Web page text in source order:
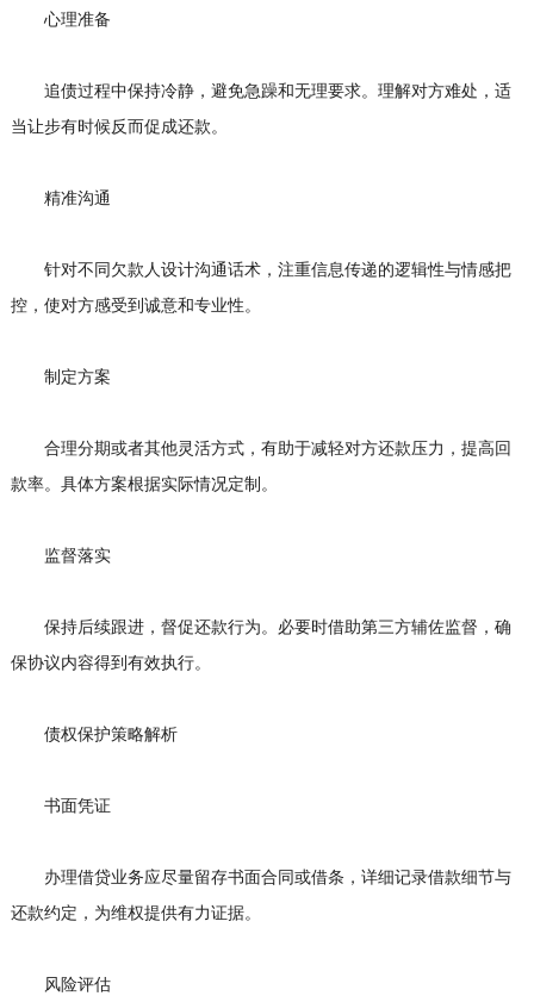
心理准备
追债过程中保持冷静，避免急躁和无理要求。理解对方难处，适
当让步有时候反而促成还款。
精准沟通
针对不同欠款人设计沟通话术，注重信息传递的逻辑性与情感把
控，使对方感受到诚意和专业性。
制定方案
合理分期或者其他灵活方式，有助于减轻对方还款压力，提高回
款率。具体方案根据实际情况定制。
监督落实
保持后续跟进，督促还款行为。必要时借助第三方辅佐监督，确
保协议内容得到有效执行。
债权保护策略解析
书面凭证
办理借贷业务应尽量留存书面合同或借条，详细记录借款细节与
还款约定，为维权提供有力证据。
风险评估